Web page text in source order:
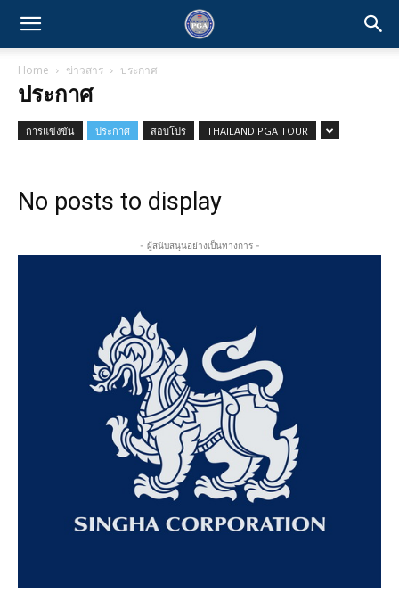
Home ข่าวสาร ประกาศ
ประกาศ
การแข่งขัน ประกาศ สอบโปร THAILAND PGA TOUR
No posts to display
- ผู้สนับสนุนอย่างเป็นทางการ -